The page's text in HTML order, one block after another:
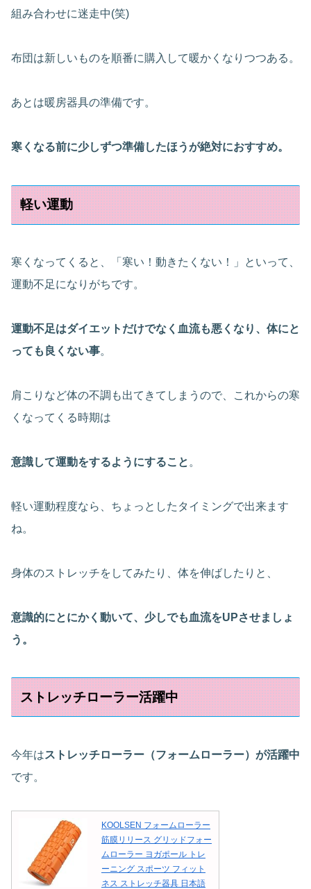
組み合わせに迷走中(笑)
布団は新しいものを順番に購入して暖かくなりつつある。
あとは暖房器具の準備です。
寒くなる前に少しずつ準備したほうが絶対におすすめ。
軽い運動
寒くなってくると、「寒い！動きたくない！」といって、
運動不足になりがちです。
運動不足はダイエットだけでなく血流も悪くなり、体にと
っても良くない事。
肩こりなど体の不調も出てきてしまうので、これからの寒
くなってくる時期は
意識して運動をするようにすること 。
軽い運動程度なら、ちょっとしたタイミングで出来ます
ね。
身体のストレッチをしてみたり、体を伸ばしたりと、
意識的にとにかく動いて、少しでも血流をUPさせましょ
う。
ストレッチローラー活躍中
今年はストレッチローラー（フォームローラー）が活躍中
です。
KOOLSEN フォームローラー
筋膜リリース グリッドフォー
ムローラー ヨガポール トレ
ーニング スポーツ フィット
ネス ストレッチ器具 日本語